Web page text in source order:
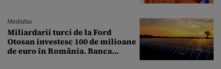
Mediafax
Miliardarii turci de la Ford
Otosan investesc 100 de milioane
de euro în România. Banca